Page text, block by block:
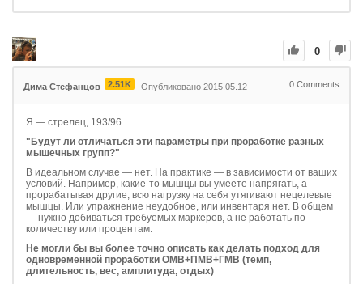
0
Дима Стефанцов 2.51K Опубликовано 2015.05.12 0 Comments
Я — стрелец, 193/96.
"Будут ли отличаться эти параметры при проработке разных
мышечных групп?"
В идеальном случае — нет. На практике — в зависимости от ваших
условий. Например, какие-то мышцы вы умеете напрягать, а
прорабатывая другие, всю нагрузку на себя утягивают нецелевые
мышцы. Или упражнение неудобное, или инвентаря нет. В общем
— нужно добиваться требуемых маркеров, а не работать по
количеству или процентам.
Не могли бы вы более точно описать как делать подход для
одновременной проработки ОМВ+ПМВ+ГМВ (темп,
длительность, вес, амплитуда, отдых)